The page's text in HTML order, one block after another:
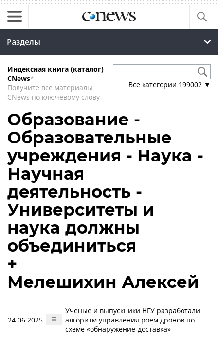
Разделы
Индексная книга (каталог)
CNews*
Получите все материалы
CNews по ключевому слову
Все категории 199002 ▼
Образование -
Образовательные
учреждения - Наука -
Научная
деятельность -
Университеты и
наука должны
объединиться
+
Мелешихин Алексей
24.06.2025
Ученые и выпускники НГУ разработали
алгоритм управления роем дронов по
схеме «обнаружение-доставка»